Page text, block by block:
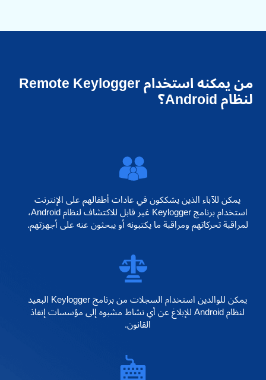
من يمكنه استخدام Remote Keylogger
لنظام Android؟
يمكن للآباء الذين يشككون في عادات أطفالهم على الإنترنت
استخدام برنامج Keylogger غير قابل للاكتشاف لنظام Android،
لمراقبة تحركاتهم ومراقبة ما يكتبونه أو يبحثون عنه على أجهزتهم.
يمكن للوالدين استخدام السجلات من برنامج Keylogger البعيد
لنظام Android للإبلاغ عن أي نشاط مشبوه إلى مؤسسات إنفاذ
القانون.